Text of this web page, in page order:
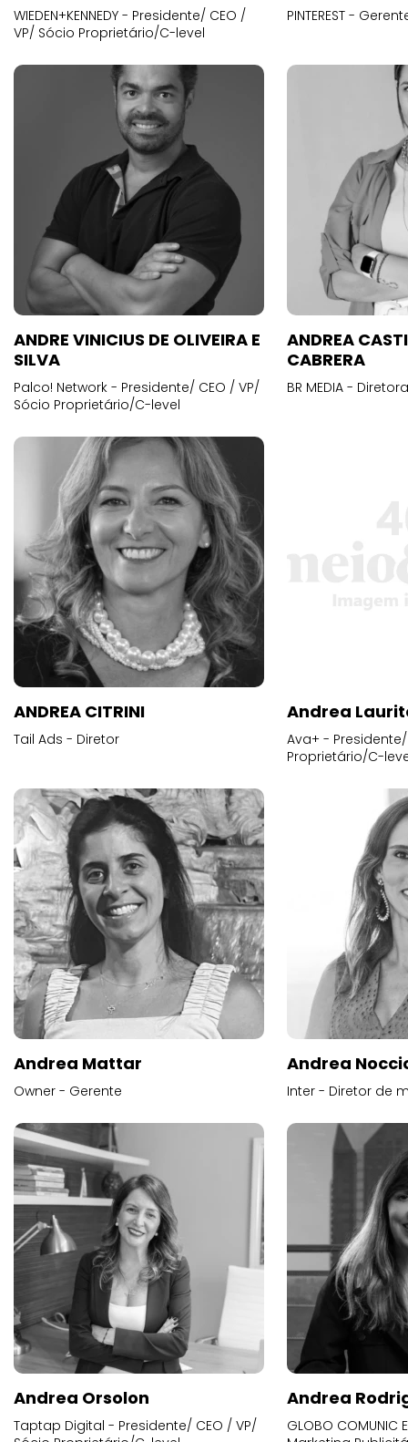
WIEDEN+KENNEDY - Presidente/ CEO /
VP/ Sócio Proprietário/C-level
PINTEREST -
ANDRE VINICIUS DE OLIVEIRA E
SILVA
Palco! Network - Presidente/ CEO / VP/
Sócio Proprietário/C-level
ANDREA
CABRERA
BR MEDIA -
ANDREA CITRINI
Tail Ads - Diretor
Andrea
Ava+ -
Proprietário/C-
Andrea Mattar
Owner - Gerente
Andrea
Inter - Diretor de
Andrea Orsolon
Taptap Digital - Presidente/ CEO / VP/
Andrea
GLOBO COMUNIC